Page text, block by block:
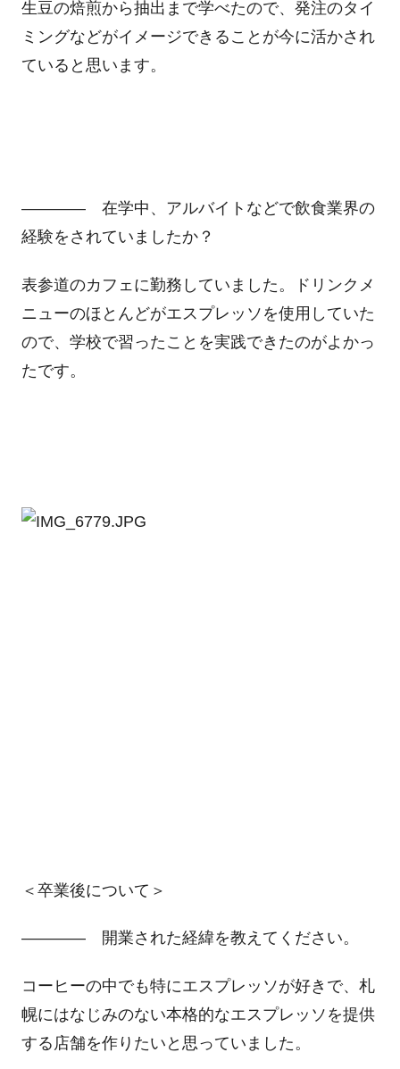
生豆の焙煎から抽出まで学べたので、発注のタイ
ミングなどがイメージできることが今に活かされ
ていると思います。
―――― 在学中、アルバイトなどで飲食業界の
経験をされていましたか？
表参道のカフェに勤務していました。ドリンクメ
ニューのほとんどがエスプレッソを使用していた
ので、学校で習ったことを実践できたのがよかっ
たです。
＜卒業後について＞
―――― 開業された経緯を教えてください。
コーヒーの中でも特にエスプレッソが好きで、札
幌にはなじみのない本格的なエスプレッソを提供
する店舗を作りたいと思っていました。